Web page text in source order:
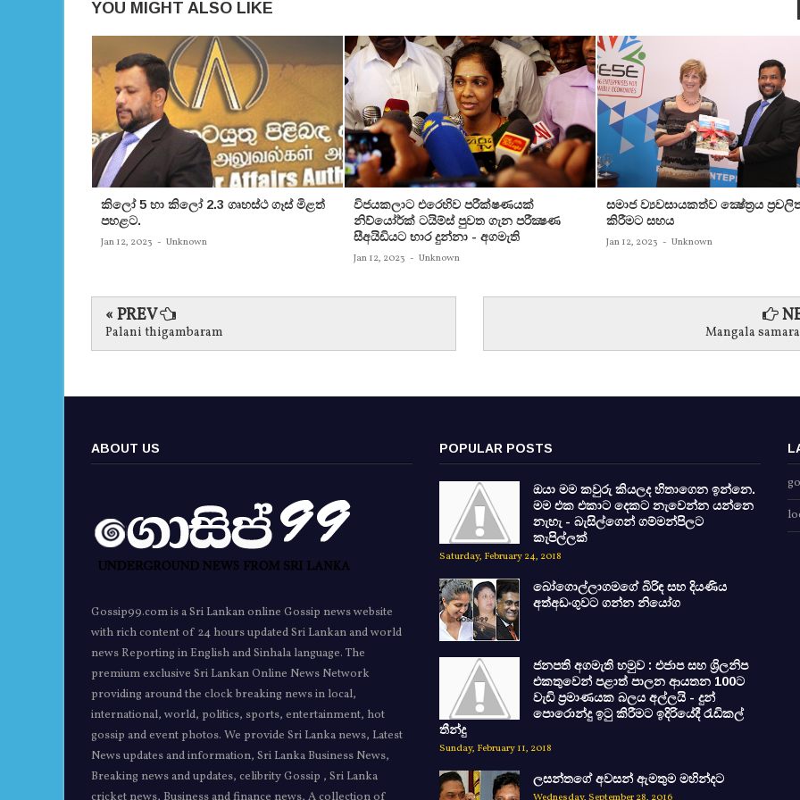
YOU MIGHT ALSO LIKE
කිලෝ 5 හා කිලෝ 2.3 ගෘහස්ථ ගෑස් මිළත්
පහළට.
Jan 12, 2023 - Unknown
විජයකලාට එරෙහිව පරීක්‌ෂණයක්‌
නිව්යෝර්ක්‌ ටයිම්ස්‌ පුවත ගැන පරීක්‍ෂණ
සීඅයිඩියට භාර දුන්නා - අගමැති
Jan 12, 2023 - Unknown
සමාජ ව්‍යවසායකත්ව ක්‍ෂේත්‍රය
කිරීමට සහය
Jan 12, 2023 - Unknown
« PREV
Palani thigambaram Mangala
ABOUT US
Gossip99.com is a Sri Lankan online Gossip news website
with rich content of 24 hours updated Sri Lankan and world
news Reporting in English and Sinhala language. The
premium exclusive Sri Lankan Online News Network
providing around the clock breaking news in local,
international, world, politics, sports, entertainment, hot
gossip and event photos. We provide Sri Lanka news, Latest
News updates and information, Sri Lanka Business News,
Breaking news and updates, celibrity Gossip , Sri Lanka
POPULAR POSTS
ඔයා මම කවුරු කියලද හිතාගෙන ඉන්නෙ.
මම එක එකාට දෙකට නැවෙන්න යන්නෙ
නැහැ - බැසිල්ගෙන් ගම්මන්පිලට
කැපිල්ලක්
Saturday, February 24, 2018
බෝගොල්ලාගමගේ බිරිඳ සහ දියණිය
අත්අඩංගුවට ගන්න නියෝග
ජනපති අගමැති හමුව : එජාප සහ ශ්‍රිලනිප
එකතුවෙන් පළාත් පාලන ආයතන 100ට
වැඩි ප්‍රමාණයක බලය අල්ලයි - දුන්
පොරොන්දු ඉටු කිරීමට ඉදිරියේදී රැඩිකල්
තීන්දු
Sunday, February 11, 2018
ලසන්තගේ අවසන් ඇමතුම මහින්දට